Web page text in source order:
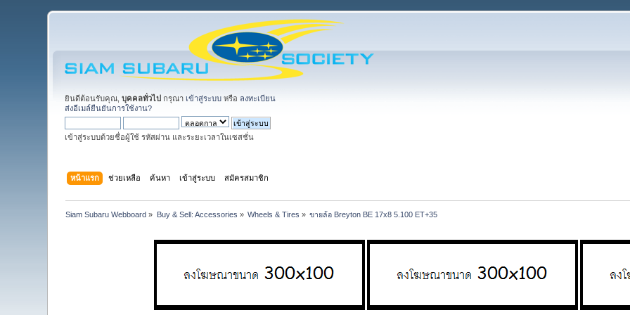
ยินดีต้อนรับคุณ,บุคคลทั่วไป กรุณา เข้าสู่ระบบ หรือ ลงทะเบียน
ส่งอีเมล์ยืนยันการใช้งาน?
เข้าสู่ระบบด้วยชื่อผู้ใช้ รหัสผ่าน และระยะเวลาในเซสชั่น
หน้าแรก ช่วยเหลือ ค้นหา เข้าสู่ระบบ สมัครสมาชิก
Siam Subaru Webboard » Buy & Sell: Accessories » Wheels & Tires » ขายล้อ Breyton BE 17x8 5.100 ET+35